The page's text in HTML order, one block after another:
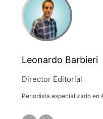
Leonardo Barbieri
Director Editorial
Periodista especializado en